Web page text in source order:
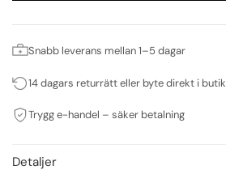
Snabb leverans mellan 1–5 dagar
14 dagars returrätt eller byte direkt i butik
Trygg e-handel – säker betalning
Detaljer